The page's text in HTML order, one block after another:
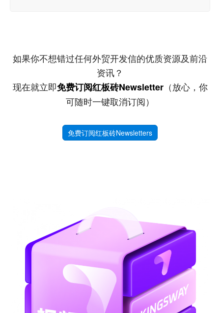
如果你不想错过任何外贸开发信的优质资源及前沿
资讯？
现在就立即免费订阅红板砖Newsletter（放心，你
可随时一键取消订阅）
免费订阅红板砖Newsletters